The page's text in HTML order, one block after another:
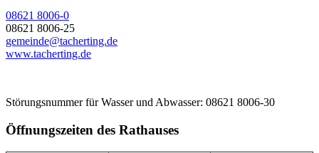
08621 8006-0
08621 8006-25
gemeinde@tacherting.de
www.tacherting.de
Störungsnummer für Wasser und Abwasser: 08621 8006-30
Öffnungszeiten des Rathauses